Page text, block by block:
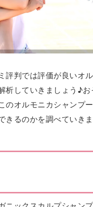
評判では評価が良いオ
析していきましょう♪
のオルモニカシャンプ
きるのかを調べていきま